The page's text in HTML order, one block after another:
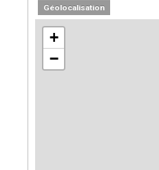
Géolocalisation
+
−